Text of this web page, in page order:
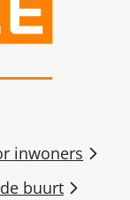
inwoners
buurt